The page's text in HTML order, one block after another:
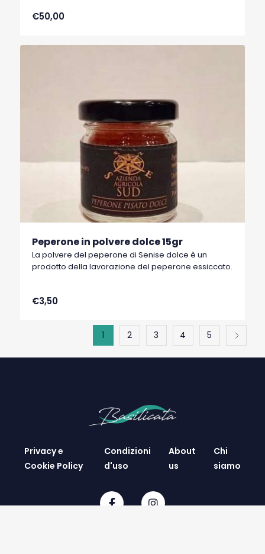
Protetta).
€50,00
Peperone in polvere dolce 15gr
La polvere del peperone di Senise dolce è un
prodotto della lavorazione del peperone essiccato.
€3,50
1 2 3 4 5
Privacy e
Cookie Policy
Condizioni
d'uso
About
us
Chi
siamo